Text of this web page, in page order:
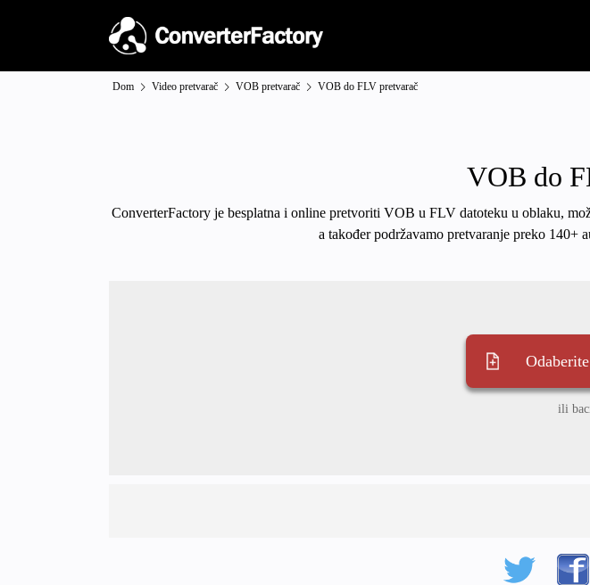
Dom Video pretvarač VOB pretvarač VOB do FLV pretvarač
VOB do
ConverterFactory je besplatna i online pretvoriti VOB u FLV datoteku u oblaku,
a također podržavamo pretvaranje preko 140+
ili